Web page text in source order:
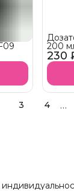
230
200
3 4 …